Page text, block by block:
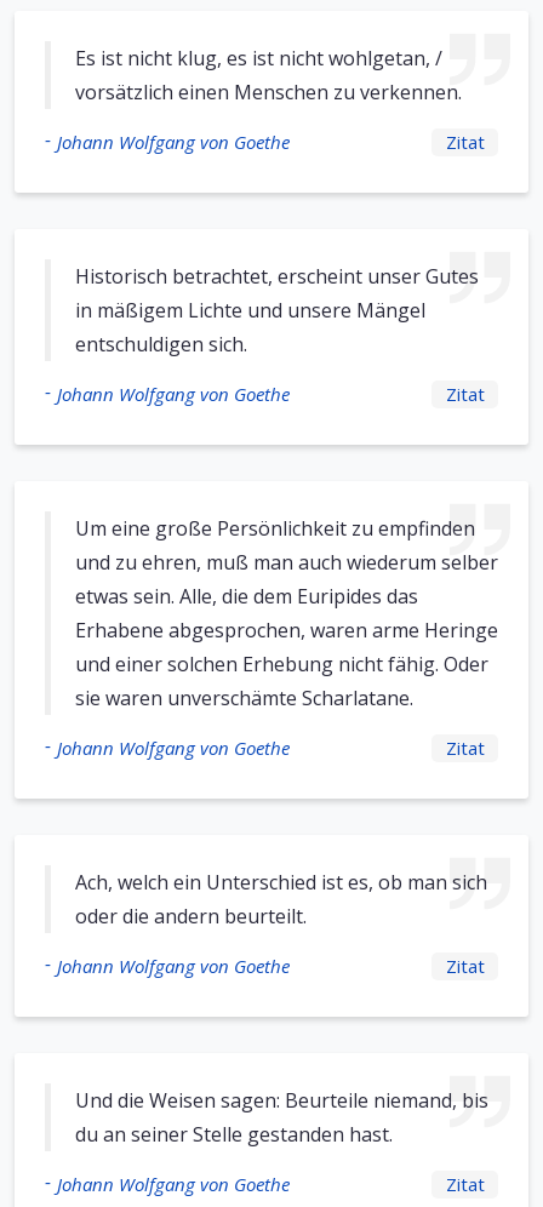
Es ist nicht klug, es ist nicht wohlgetan, /
vorsätzlich einen Menschen zu verkennen.
- Johann Wolfgang von Goethe Zitat
Historisch betrachtet, erscheint unser Gutes
in mäßigem Lichte und unsere Mängel
entschuldigen sich.
- Johann Wolfgang von Goethe Zitat
Um eine große Persönlichkeit zu empfinden
und zu ehren, muß man auch wiederum selber
etwas sein. Alle, die dem Euripides das
Erhabene abgesprochen, waren arme Heringe
und einer solchen Erhebung nicht fähig. Oder
sie waren unverschämte Scharlatane.
- Johann Wolfgang von Goethe Zitat
Ach, welch ein Unterschied ist es, ob man sich
oder die andern beurteilt.
- Johann Wolfgang von Goethe Zitat
Und die Weisen sagen: Beurteile niemand, bis
du an seiner Stelle gestanden hast.
- Johann Wolfgang von Goethe Zitat